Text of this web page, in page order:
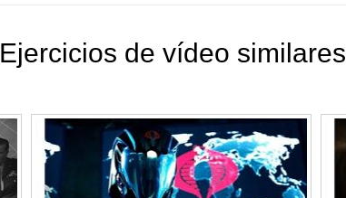
Ejercicios de vídeo similares